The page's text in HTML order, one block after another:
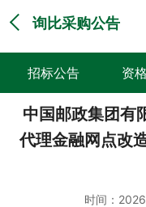
询比采购公告
招标公告 资
询比采购公告 竞
直接采购采前公示 采购
竞争性谈判公告
中国邮政集团有
代理金融网点改
时间：